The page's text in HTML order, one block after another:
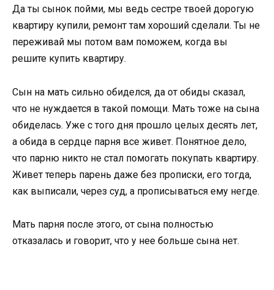
Да ты сынок пойми, мы ведь сестре твоей дорогую
квартиру купили, ремонт там хороший сделали. Ты не
переживай мы потом вам поможем, когда вы
решите купить квартиру.
Сын на мать сильно обиделся, да от обиды сказал,
что не нуждается в такой помощи. Мать тоже на сына
обиделась. Уже с того дня прошло целых десять лет,
а обида в сердце парня все живет. Понятное дело,
что парню никто не стал помогать покупать квартиру.
Живет теперь парень даже без прописки, его тогда,
как выписали, через суд, а прописываться ему негде.
Мать парня после этого, от сына полностью
отказалась и говорит, что у нее больше сына нет.